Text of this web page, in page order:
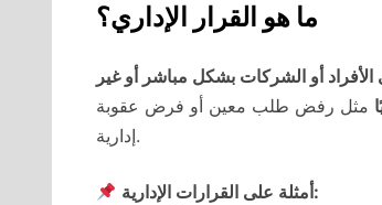
ما هو القرار الإداري؟
أو الشركات بشكل مباشر أو غير
مثل رفض طلب معين أو فرض عقوبة
إدارية.
أمثلة على القرارات الإدارية: